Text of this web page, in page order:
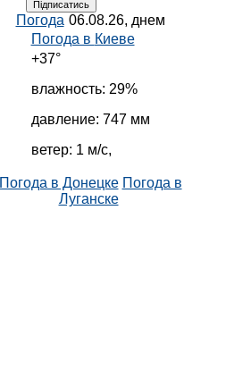
Погода 06.08.26, днем
Погода в Киеве
+37°
влажность: 29%
давление: 747 мм
ветер: 1 м/с,
Погода в Донецке Погода в
Луганске